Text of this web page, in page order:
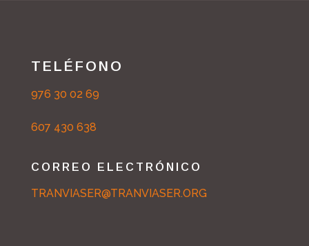
TELÉFONO
976 30 02 69
607 430 638
CORREO ELECTRÓNICO
TRANVIASER@TRANVIASER.ORG